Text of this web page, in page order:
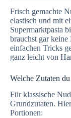
Frisch gemachte
elastisch und mit
Supermarktpasta
brauchst gar
einfachen Tricks
ganz leicht von
Welche Zutaten
Für klassische
Grundzutaten.
Portionen: